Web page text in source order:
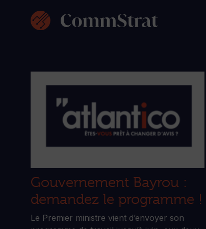
Gouvernement Bayrou :
demandez le programme !
Le Premier ministre vient d’envoyer son